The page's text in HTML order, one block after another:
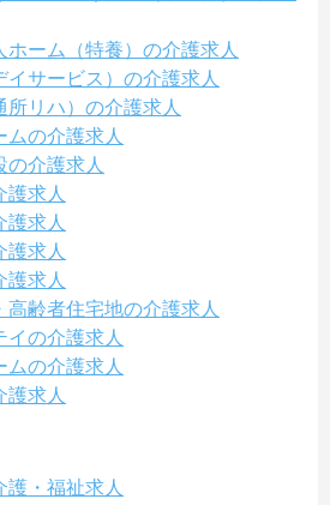
ーム（特養）の介護求人
サービス）の介護求人
リハ）の介護求人
の介護求人
介護求人
護求人
護求人
護求人
護求人
齢者住宅地の介護求人
の介護求人
の介護求人
護求人
・福祉求人